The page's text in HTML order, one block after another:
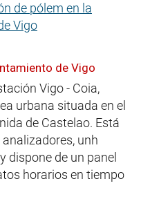
de pólem en la
Vigo
de Vigo
Vigo - Coia,
urbana situada en el
de Castelao. Está
unh
dispone de un panel
horarios en tiempo